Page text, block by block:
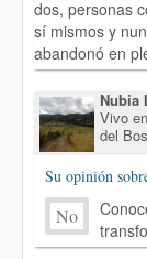
dos, personas
sí mismos y
abandonó en
Nubia
Vivo
del
Su opinión
No